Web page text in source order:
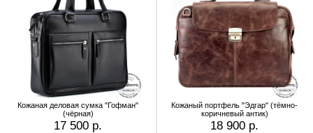
Кожаная деловая сумка "Гофман"
(чёрная)
17 500 р.
Кожаный портфель "Эдгар" (тёмно-
коричневый антик)
18 900 р.